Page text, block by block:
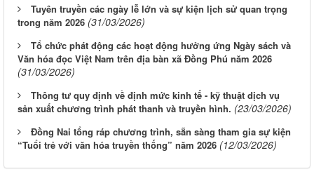
Tuyên truyền các ngày lễ lớn và sự kiện lịch sử quan trọng
trong năm 2026 (31/03/2026)
Tổ chức phát động các hoạt động hưởng ứng Ngày sách và
Văn hóa đọc Việt Nam trên địa bàn xã Đồng Phú năm 2026
(31/03/2026)
Thông tư quy định về định mức kinh tế - kỹ thuật dịch vụ
sản xuất chương trình phát thanh và truyền hình. (23/03/2026)
Đồng Nai tổng ráp chương trình, sẵn sàng tham gia sự kiện
“Tuổi trẻ với văn hóa truyền thống” năm 2026 (12/03/2026)